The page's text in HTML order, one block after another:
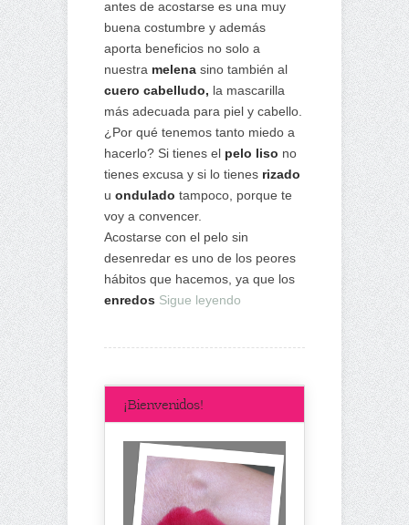
antes de acostarse es una muy
buena costumbre y además
aporta beneficios no solo a
nuestra melena sino también al
cuero cabelludo, la mascarilla
más adecuada para piel y cabello.
¿Por qué tenemos tanto miedo a
hacerlo? Si tienes el pelo liso no
tienes excusa y si lo tienes rizado
u ondulado tampoco, porque te
voy a convencer.
Acostarse con el pelo sin
desenredar es uno de los peores
hábitos que hacemos, ya que los
enredos Sigue leyendo
¡Bienvenidos!